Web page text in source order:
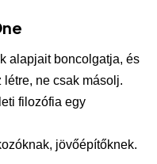
alapjait boncolgatja, és
ne csak másolj.
filozófia egy
jövőépítőknek.